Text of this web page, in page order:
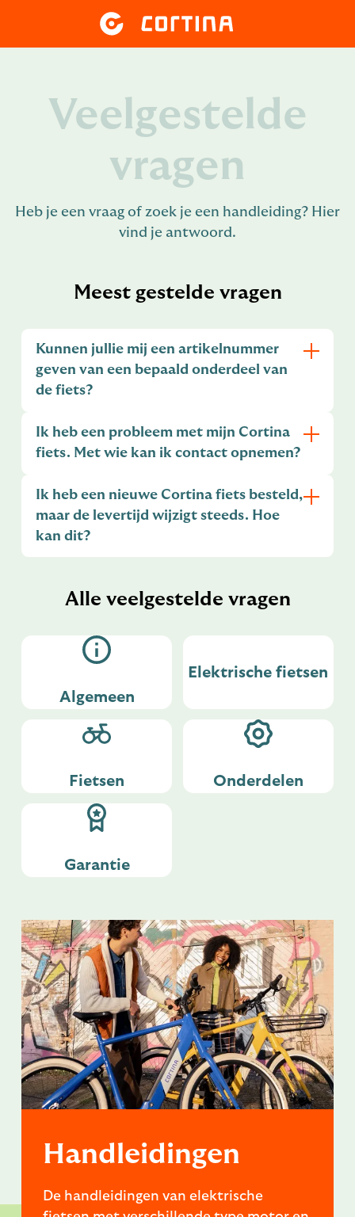
Veelgestelde
vragen
Heb je een vraag of zoek je een handleiding? Hier
vind je antwoord.
Meest gestelde vragen
Kunnen jullie mij een artikelnummer
geven van een bepaald onderdeel van
de fiets?
Ik heb een probleem met mijn Cortina
fiets. Met wie kan ik contact opnemen?
Ik heb een nieuwe Cortina fiets besteld,
maar de levertijd wijzigt steeds. Hoe
kan dit?
Alle veelgestelde vragen
Algemeen
Elektrische fietsen
Fietsen Onderdelen
Garantie
Handleidingen
De handleidingen van elektrische